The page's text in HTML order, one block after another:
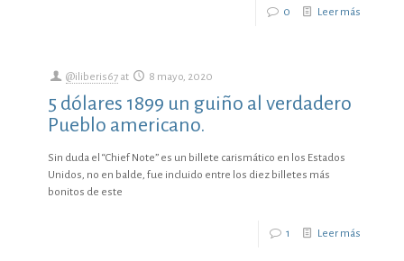
0 Leer más
@iliberis67 at 8 mayo, 2020
5 dólares 1899 un guiño al verdadero
Pueblo americano.
Sin duda el “Chief Note” es un billete carismático en los Estados
Unidos, no en balde, fue incluido entre los diez billetes más
bonitos de este
1 Leer más